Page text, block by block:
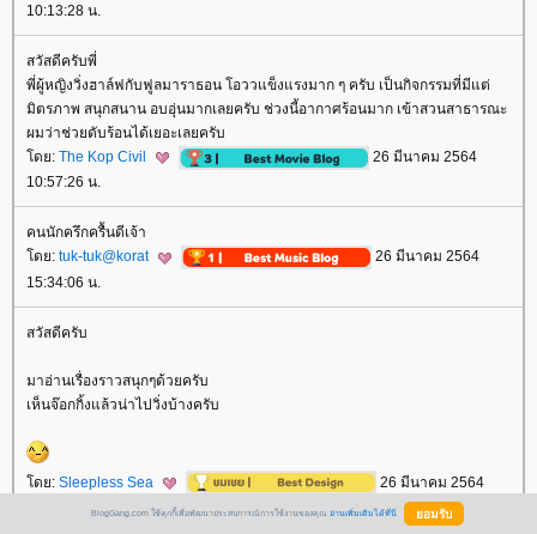
10:13:28 น.
สวัสดีครับพี่
พี่ผู้หญิงวิ่งฮาล์ฟกับฟูลมาราธอน โอววแข็งแรงมาก ๆ ครับ เป็นกิจกรรมที่มีแต่
มิตรภาพ สนุกสนาน อบอุ่นมากเลยครับ ช่วงนี้อากาศร้อนมาก เข้าสวนสาธารณะ
ผมว่าช่วยดับร้อนได้เยอะเลยครับ
ดย: The Kop Civil
26 มีนาคม 2564
10:57:26 น.
คนนักครึกครื้นดีเจ้า
ดย: tuk-tuk@korat
26 มีนาคม 2564
15:34:06 น.
สวัสดีครับ
มาอ่านเรื่องราวสนุกๆด้วยครับ
เห็นจ๊อกกิ้งแล้วน่าไปวิ่งบ้างครับ
ดย: Sleepless Sea
26 มีนาคม 2564
17:11:27 น.BlogGang.com ใช้คุกกี้เพื่อพัฒนาประสบการณ์การใช้งานของคุณ อ่านเพิ่มเติมได้ที่นี่